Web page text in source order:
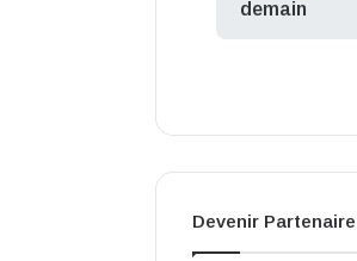
demain
Devenir Partenaire